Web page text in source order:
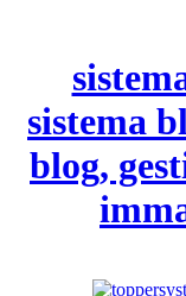
sistema
blog,